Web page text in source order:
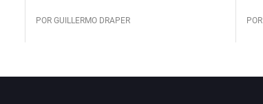
POR GUILLERMO DRAPER